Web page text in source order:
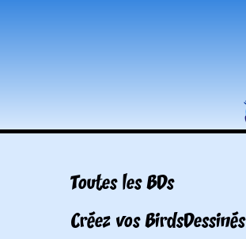
Toutes les BDs
Créez vos BirdsDessinés